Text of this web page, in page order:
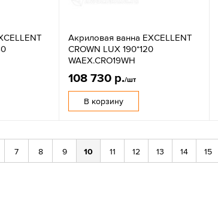
Акриловая ванна EXCELLENT
CROWN LUX 190*120
WAEX.CRO19WH
108 730 р./шт
В корзину
7 8 9 10 11 12 13 14 15